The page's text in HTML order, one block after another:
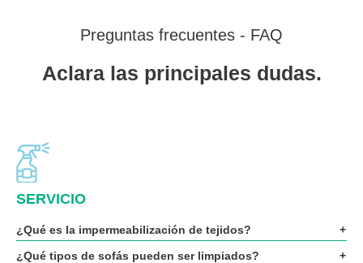
Preguntas frecuentes - FAQ
Aclara las principales dudas.
SERVICIO
¿Qué es la impermeabilización de tejidos?
¿Qué tipos de sofás pueden ser limpiados?